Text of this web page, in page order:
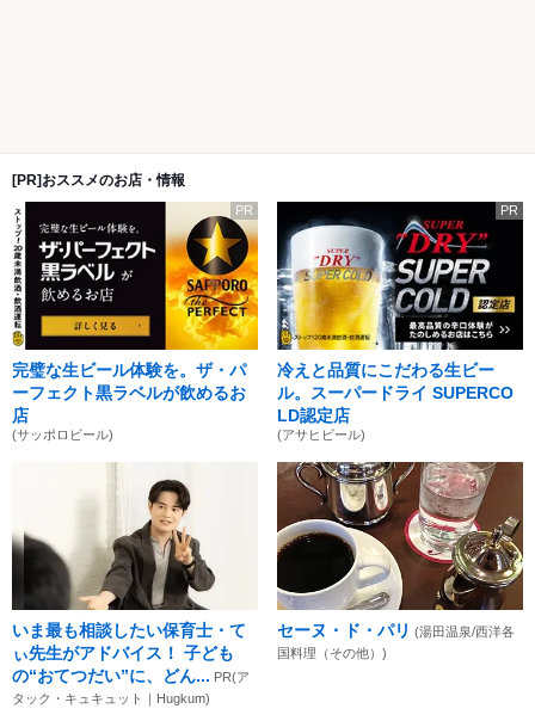
[PR]おススメのお店・情報
PR
完璧な生ビール体験を。ザ・パ
ーフェクト黒ラベルが飲めるお
店
(サッポロビール)
PR
冷えと品質にこだわる生ビー
ル。スーパードライ SUPERCO
LD認定店
(アサヒビール)
いま最も相談したい保育士・て
ぃ先生がアドバイス！ 子ども
の“おてつだい”に、どん... PR(ア
タック・キュキュット｜Hugkum)
セーヌ・ド・パリ (湯田温泉/西洋各
国料理（その他）)